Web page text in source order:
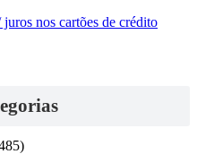
nos cartões de crédito